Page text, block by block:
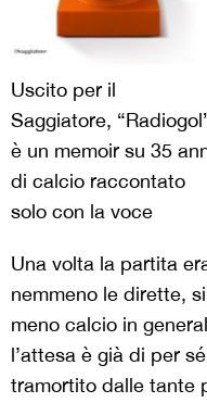
Uscito per il
Saggiatore,
è un memoir su 35
di calcio raccontato
solo con la voce
Una volta la partita
nemmeno le dirette,
meno calcio in
l’attesa è già di per
tramortito dalle tante